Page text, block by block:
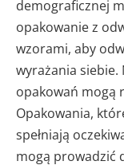
demograficznej
opakowanie z
wzorami, aby
wyrażania siebie.
opakowań mogą
Opakowania,
spełniają
mogą prowadzić